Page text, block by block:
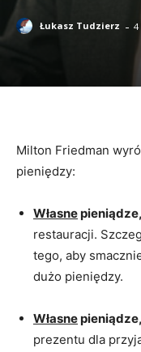
Łukasz Tudzierz - 4
Milton Friedman
pieniędzy:
Własne
restauracji.
tego, aby
dużo pieniędzy.
Własne
prezentu dla